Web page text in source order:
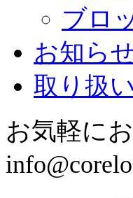
ブロ
お知ら
取り扱
お気軽に